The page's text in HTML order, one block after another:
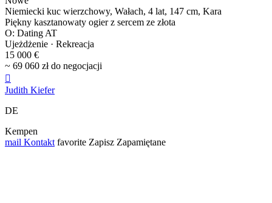
Niemiecki kuc wierzchowy, Wałach, 4 lat, 147 cm, Kara
Piękny kasztanowaty ogier z sercem ze złota
O: Dating AT
Ujeżdżenie · Rekreacja
15 000 €
~ 69 060 zł do negocjacji

Judith Kiefer
DE
Kempen
mail Kontakt favorite Zapisz Zapamiętane